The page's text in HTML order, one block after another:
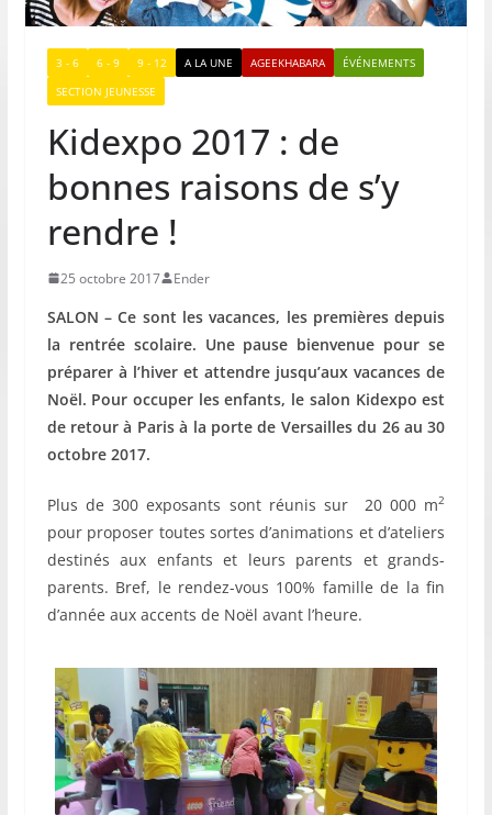
3 - 6 6 - 9 9 - 12 A LA UNE AGEEKHABARA
ÉVÉNEMENTS
SECTION JEUNESSE
Kidexpo 2017 : de
bonnes raisons de s’y
rendre !
25 octobre 2017 Ender
SALON – Ce sont les vacances, les premières depuis
la rentrée scolaire. Une pause bienvenue pour se
préparer à l’hiver et attendre jusqu’aux vacances de
Noël. Pour occuper les enfants, le salon Kidexpo est
de retour à Paris à la porte de Versailles du 26 au 30
octobre 2017.
Plus de 300 exposants sont réunis sur 20 000 m2
pour proposer toutes sortes d’animations et d’ateliers
destinés aux enfants et leurs parents et grands-
parents. Bref, le rendez-vous 100% famille de la fin
d’année aux accents de Noël avant l’heure.